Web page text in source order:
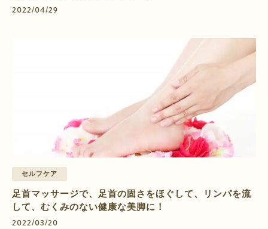
2022/04/29
セルフケア
足首マッサージで、足首の固さをほぐして、リンパを流
して、むくみのない健康な美脚に！
2022/03/20